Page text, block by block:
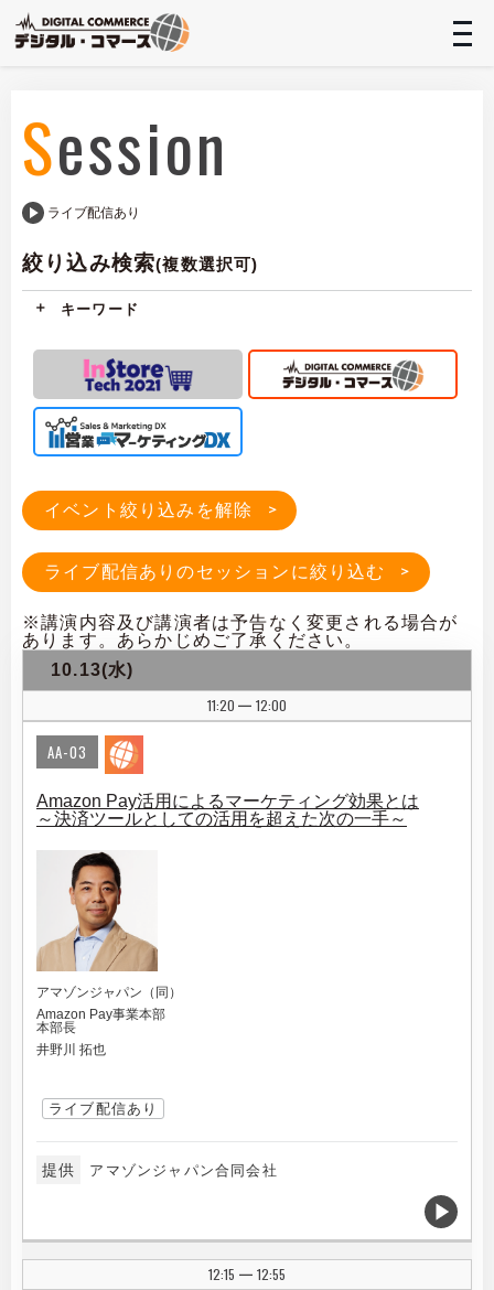
Session
ライブ配信あり
絞り込み検索(複数選択可)
キーワード
イベント絞り込みを解除
ライブ配信ありのセッションに絞り込む
※講演内容及び講演者は予告なく変更される場合が
あります。あらかじめご了承ください。
10.13(水)
11:20
| 12:00
AA-03
Amazon Pay活用によるマーケティング効果とは
～決済ツールとしての活用を超えた次の一手～
アマゾンジャパン（同）
Amazon Pay事業本部
本部長
井野川 拓也
ライブ配信あり
提供 アマゾンジャパン合同会社
12:15 | 12:55